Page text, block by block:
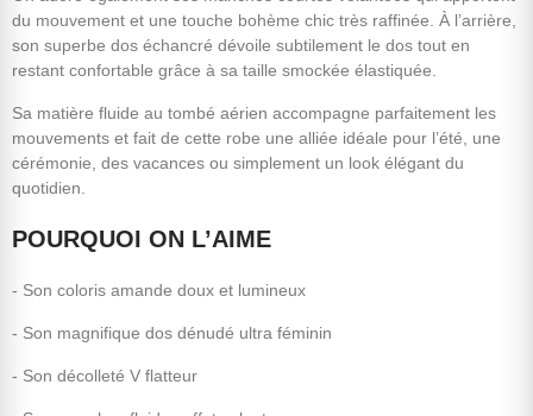
du mouvement et une touche bohème chic très raffinée. À l’arrière,
son superbe dos échancré dévoile subtilement le dos tout en
restant confortable grâce à sa taille smockée élastiquée.
Sa matière fluide au tombé aérien accompagne parfaitement les
mouvements et fait de cette robe une alliée idéale pour l’été, une
cérémonie, des vacances ou simplement un look élégant du
quotidien.
POURQUOI ON L’AIME
- Son coloris amande doux et lumineux
- Son magnifique dos dénudé ultra féminin
- Son décolleté V flatteur